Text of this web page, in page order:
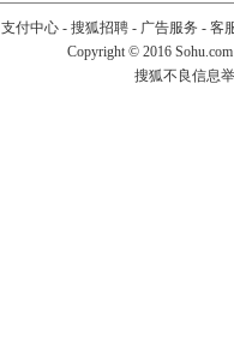
支付中心- 搜狐招聘- 广告服务 - 客
Copyright © 2016
搜狐不良信息